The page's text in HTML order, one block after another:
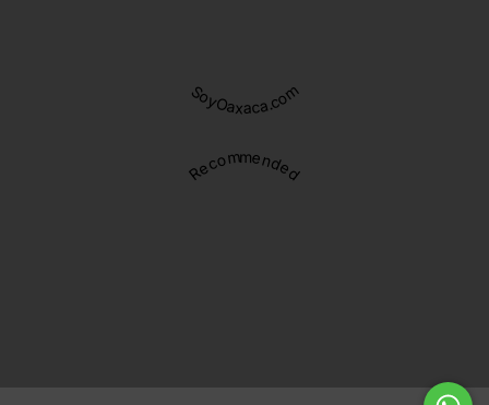
SoyOaxaca.com
Recommended